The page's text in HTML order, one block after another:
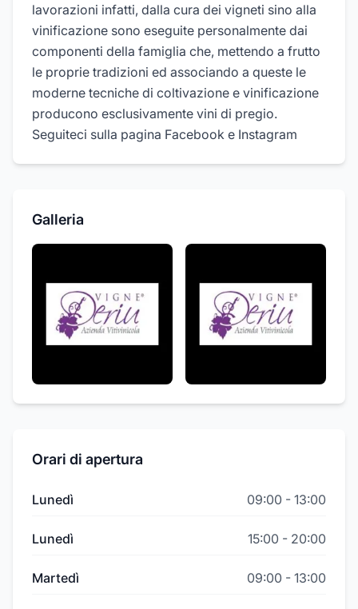
lavorazioni infatti, dalla cura dei vigneti sino alla
vinificazione sono eseguite personalmente dai
componenti della famiglia che, mettendo a frutto
le proprie tradizioni ed associando a queste le
moderne tecniche di coltivazione e vinificazione
producono esclusivamente vini di pregio.
Seguiteci sulla pagina Facebook e Instagram
Galleria
Orari di apertura
Lunedì 09:00 - 13:00
Lunedì 15:00 - 20:00
Martedì 09:00 - 13:00